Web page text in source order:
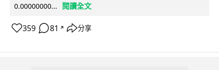
0.00000000...
閱讀全文
359 81 ↗ 分享